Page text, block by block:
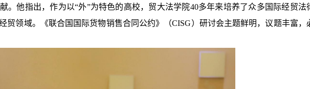
。他指出，作为以“外”为特色的高校，贸大法学院40多年来培养了众多国际经贸法
贸领域。《联合国国际货物销售合同公约》（CISG）研讨会主题鲜明，议题丰富，